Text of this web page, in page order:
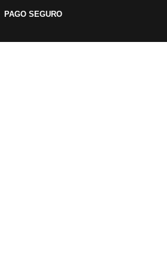
PAGO SEGURO